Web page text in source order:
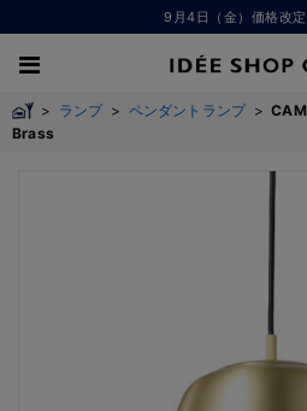
9月4日（金）価格改
> ランプ > ペンダントランプ >
Brass